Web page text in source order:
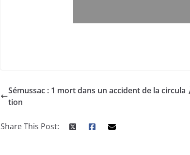
Sémussac : 1 mort dans un accident de la circula
tion
Share This Post: